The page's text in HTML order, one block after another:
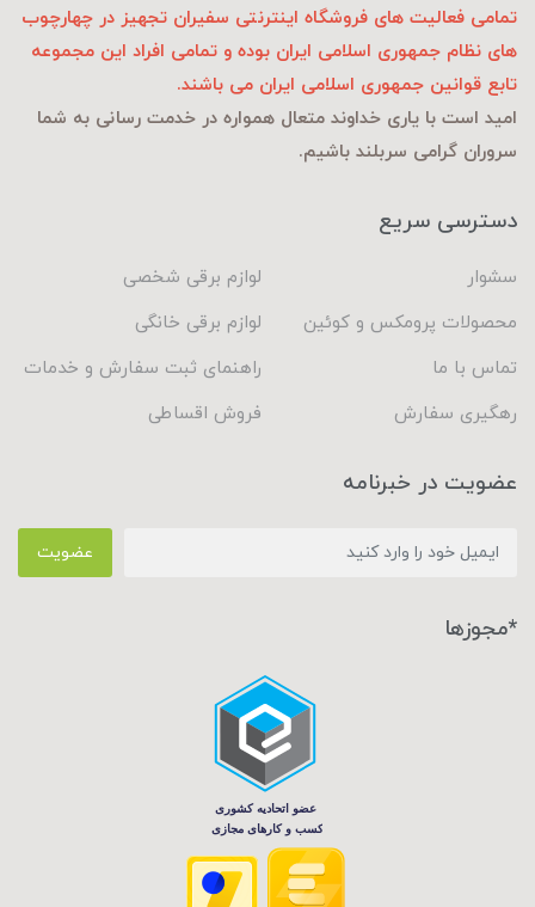
تمامی فعالیت های فروشگاه اینترنتی سفیران تجهیز در چهارچوب
های نظام جمهوری اسلامی ایران بوده و تمامی افراد این مجموعه
تابع قوانین جمهوری اسلامی ایران می باشند.
امید است با یاری خداوند متعال همواره در خدمت رسانی به شما
سروران گرامی سربلند باشیم.
دسترسی سریع
سشوار
لوازم برقی شخصی
محصولات پرومکس و کوئین
لوازم برقی خانگی
تماس با ما
راهنمای ثبت سفارش و خدمات
رهگیری سفارش
فروش اقساطی
عضویت در خبرنامه
عضویت
*مجوزها